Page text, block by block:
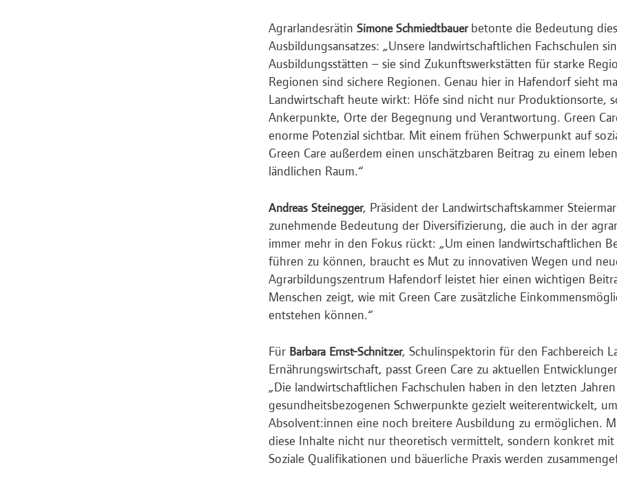
Agrarlandesrätin Simone Schmiedtbauerbetonte die Bedeutung
Ausbildungsansatzes: „Unsere landwirtschaftlichen Fachschulen
Ausbildungsstätten – sie sind Zukunftswerkstätten für starke
Regionen sind sichere Regionen. Genau hier in Hafendorf sieht
Landwirtschaft heute wirkt: Höfe sind nicht nur Produktionsorte,
Ankerpunkte, Orte der Begegnung und Verantwortung. Green
enorme Potenzial sichtbar. Mit einem frühen Schwerpunkt auf
Green Care außerdem einen unschätzbaren Beitrag zu einem
ländlichen Raum.“
Andreas Steinegger, Präsident der Landwirtschaftskammer
zunehmende Bedeutung der Diversifizierung, die auch in der
immer mehr in den Fokus rückt: „Um einen landwirtschaftlichen
führen zu können, braucht es Mut zu innovativen Wegen und
Agrarbildungszentrum Hafendorf leistet hier einen wichtigen
Menschen zeigt, wie mit Green Care zusätzliche
entstehen können.“
Für Barbara Ernst-Schnitzer, Schulinspektorin für den Fachbereich
Ernährungswirtschaft, passt Green Care zu aktuellen
„Die landwirtschaftlichen Fachschulen haben in den letzten
gesundheitsbezogenen Schwerpunkte gezielt weiterentwickelt,
Absolvent:innen eine noch breitere Ausbildung zu ermöglichen.
diese Inhalte nicht nur theoretisch vermittelt, sondern konkret
Soziale Qualifikationen und bäuerliche Praxis werden